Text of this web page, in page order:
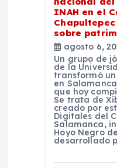
INAH en el
sobre
agosto 6,
Un grupo de
de la
transformó
en
que hoy
Se trata de
creado por
Digitales del
Salamanca,
Hoyo Negro
desarrollado